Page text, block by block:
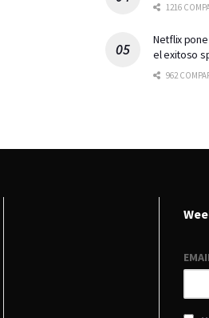
1216
Netflix pone
el exitoso
962